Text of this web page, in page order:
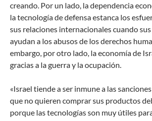
creando. Por un lado, la dependencia
la tecnología de defensa estanca los
sus relaciones internacionales cuando
ayudan a los abusos de los derechos
embargo, por otro lado, la economía de
gracias a la guerra y la ocupación.
«Israel tiende a ser inmune a las
que no quieren comprar sus productos
porque las tecnologías son muy útiles